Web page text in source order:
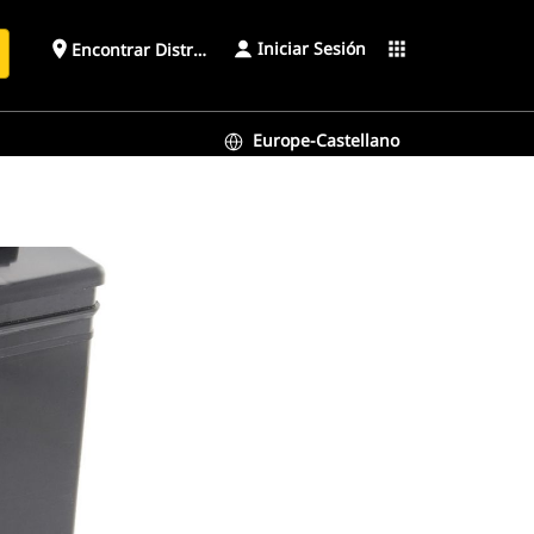
place Encontrar Distribuidor Iniciar Sesión apps
Europe-Castellano